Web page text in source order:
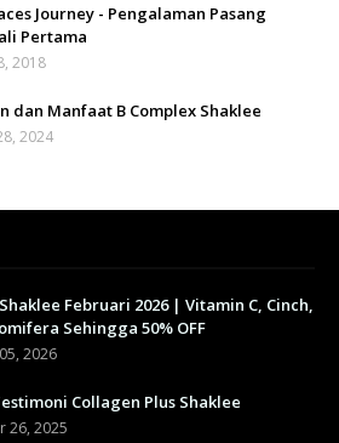
Journey - Pengalaman Pasang
Pertama
2018
dan Manfaat B Complex Shaklee
2024
Februari 2026 | Vitamin C, Cinch,
Sehingga 50% OFF
2026
Collagen Plus Shaklee
26, 2025